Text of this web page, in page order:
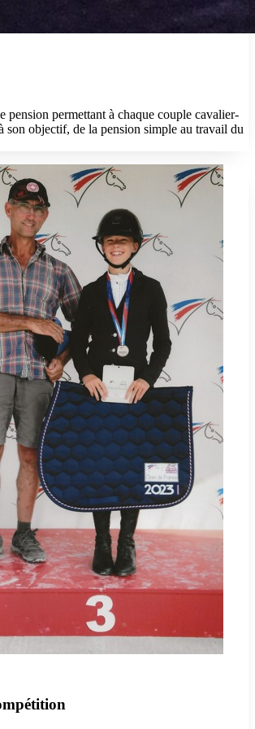
pension permettant à chaque couple cavalier-
son objectif, de la pension simple au travail du